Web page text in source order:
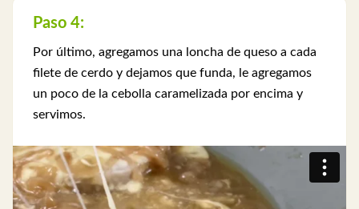
Paso 4:
Por último, agregamos una loncha de queso a cada
filete de cerdo y dejamos que funda, le agregamos
un poco de la cebolla caramelizada por encima y
servimos.